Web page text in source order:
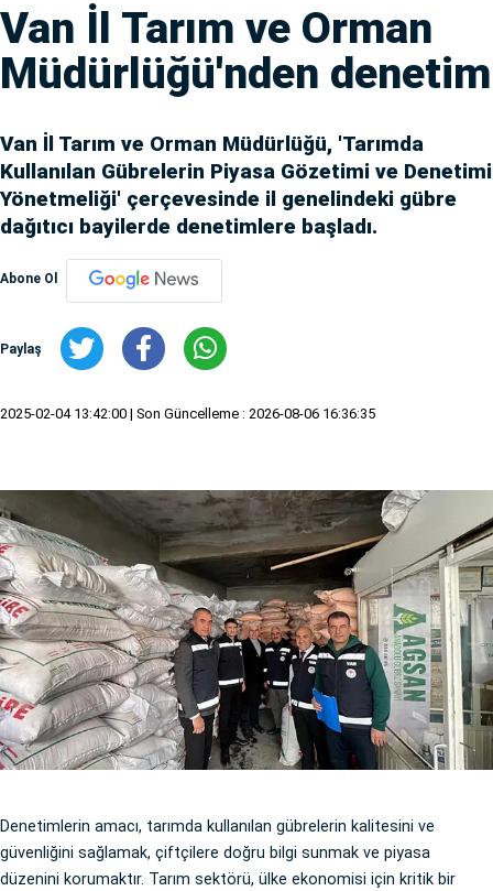
Van İl Tarım ve Orman
Müdürlüğü'nden denetim
Van İl Tarım ve Orman Müdürlüğü, 'Tarımda
Kullanılan Gübrelerin Piyasa Gözetimi ve Denetimi
Yönetmeliği' çerçevesinde il genelindeki gübre
dağıtıcı bayilerde denetimlere başladı.
Abone Ol
Paylaş
2025-02-04 13:42:00 | Son Güncelleme : 2026-08-06 16:36:35
Denetimlerin amacı, tarımda kullanılan gübrelerin kalitesini ve
güvenliğini sağlamak, çiftçilere doğru bilgi sunmak ve piyasa
düzenini korumaktır. Tarım sektörü, ülke ekonomisi için kritik bir